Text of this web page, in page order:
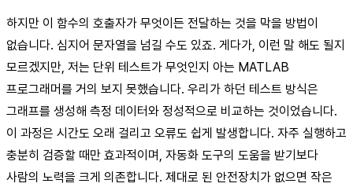
하지만 이 함수의 호출자가 무엇이든 전달하는 것을 막을 방법이
없습니다. 심지어 문자열을 넘길 수도 있죠. 게다가, 이런 말 해도 될지
모르겠지만, 저는 단위 테스트가 무엇인지 아는 MATLAB
프로그래머를 거의 보지 못했습니다. 우리가 하던 테스트 방식은
그래프를 생성해 측정 데이터와 정성적으로 비교하는 것이었습니다.
이 과정은 시간도 오래 걸리고 오류도 쉽게 발생합니다. 자주 실행하고
충분히 검증할 때만 효과적이며, 자동화 도구의 도움을 받기보다
사람의 노력을 크게 의존합니다. 제대로 된 안전장치가 없으면 작은